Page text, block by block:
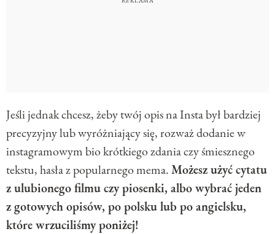
Jeśli jednak chcesz, żeby twój opis na Insta był bardziej
precyzyjny lub wyróżniający się, rozważ dodanie w
instagramowym bio krótkiego zdania czy śmiesznego
tekstu, hasła z popularnego mema.Możesz użyć cytatu
z ulubionego filmu czy piosenki, albo wybrać jeden
z gotowych opisów, po polsku lub po angielsku,
które wrzuciliśmy poniżej!